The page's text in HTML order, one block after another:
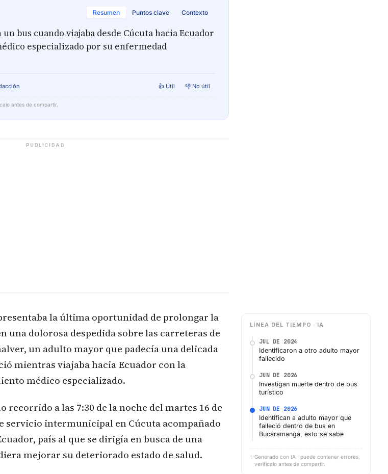
Resumen Puntos clave Contexto
bus cuando viajaba desde Cúcuta hacia Ecuador
especializado por su enfermedad
👍 Útil 👎 No útil
antes de compartir.
PUBLICIDAD
la última oportunidad de prolongar la
una dolorosa despedida sobre las carreteras de
un adulto mayor que padecía una delicada
mientras viajaba hacia Ecuador con la
médico especializado.
a las 7:30 de la noche del martes 16 de
servicio intermunicipal en Cúcuta acompañado
país al que se dirigía en busca de una
mejorar su deteriorado estado de salud.
LÍNEA DEL TIEMPO · IA
JUL DE 2024
Identificaron a otro adulto mayor
fallecido
JUN DE 2026
Investigan muerte dentro de bus
turístico
JUN DE 2026
Identifican a adulto mayor que
falleció dentro de bus en
Bucaramanga, esto se sabe
✨ Generado con IA · puede contener errores,
verifícalo antes de compartir.